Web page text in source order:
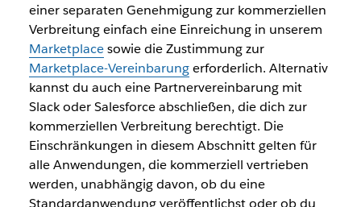
einer separaten Genehmigung zur kommerziellen
Verbreitung einfach eine Einreichung in unserem
Marketplacesowie die Zustimmung zur
Marketplace-Vereinbarungerforderlich. Alternativ
kannst du auch eine Partnervereinbarung mit
Slack oder Salesforce abschließen, die dich zur
kommerziellen Verbreitung berechtigt. Die
Einschränkungen in diesem Abschnitt gelten für
alle Anwendungen, die kommerziell vertrieben
werden, unabhängig davon, ob du eine
Standardanwendung veröffentlichst oder ob du